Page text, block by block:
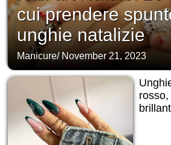
cui prendere
unghie natalizie
Manicure/ November 21, 2023